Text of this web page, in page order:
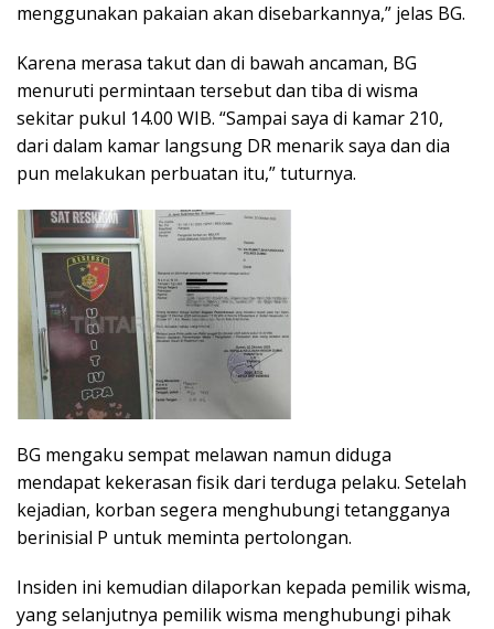
menggunakan pakaian akan disebarkannya,” jelas BG.
Karena merasa takut dan di bawah ancaman, BG
menuruti permintaan tersebut dan tiba di wisma
sekitar pukul 14.00 WIB. “Sampai saya di kamar 210,
dari dalam kamar langsung DR menarik saya dan dia
pun melakukan perbuatan itu,” tuturnya.
​BG mengaku sempat melawan namun diduga
mendapat kekerasan fisik dari terduga pelaku. ​Setelah
kejadian, korban segera menghubungi tetangganya
berinisial P untuk meminta pertolongan.
Insiden ini kemudian dilaporkan kepada pemilik wisma,
yang selanjutnya pemilik wisma menghubungi pihak